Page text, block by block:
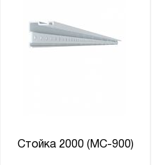
Стойка 2000 (МС-900)